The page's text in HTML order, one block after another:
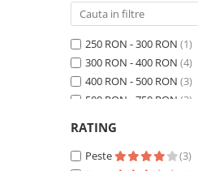
250 RON - 300 RON (1)
300 RON - 400 RON (4)
400 RON - 500 RON (3)
500 RON - 750 RON (3)
Peste 1000 RON
RATING
Peste
(3)